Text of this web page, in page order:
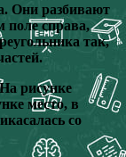
Они разбивают
поле справа,
так,
рисунке
место, в
со